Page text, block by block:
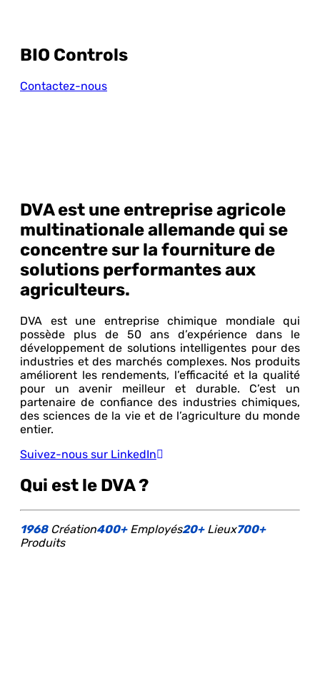
BIO Controls
Contactez-nous
DVAest une entreprise agricole
multinationale allemande qui se
concentre sur la fourniture de
solutions performantes aux
agriculteurs.
DVA est une entreprise chimique mondiale qui
possède plus de 50 ans d’expérience dans le
développement de solutions intelligentes pour des
industries et des marchés complexes. Nos produits
améliorent les rendements, l’efficacité et la qualité
pour un avenir meilleur et durable. C’est un
partenaire de confiance des industries chimiques,
des sciences de la vie et de l’agriculture du monde
entier.
Suivez-nous sur LinkedIn
Qui est le DVA ?
1968Création400+Employés20+Lieux700+
Produits